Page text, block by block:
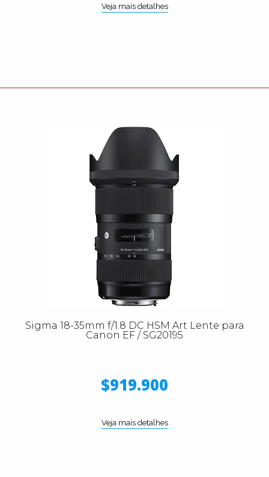
Veja mais detalhes
Sigma 18-35mm f/1.8 DC HSM Art Lente para
Canon EF / SG20195
$919.900
Veja mais detalhes